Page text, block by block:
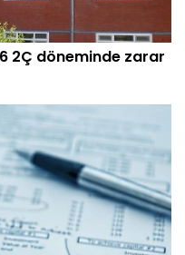
2Ç döneminde zarar